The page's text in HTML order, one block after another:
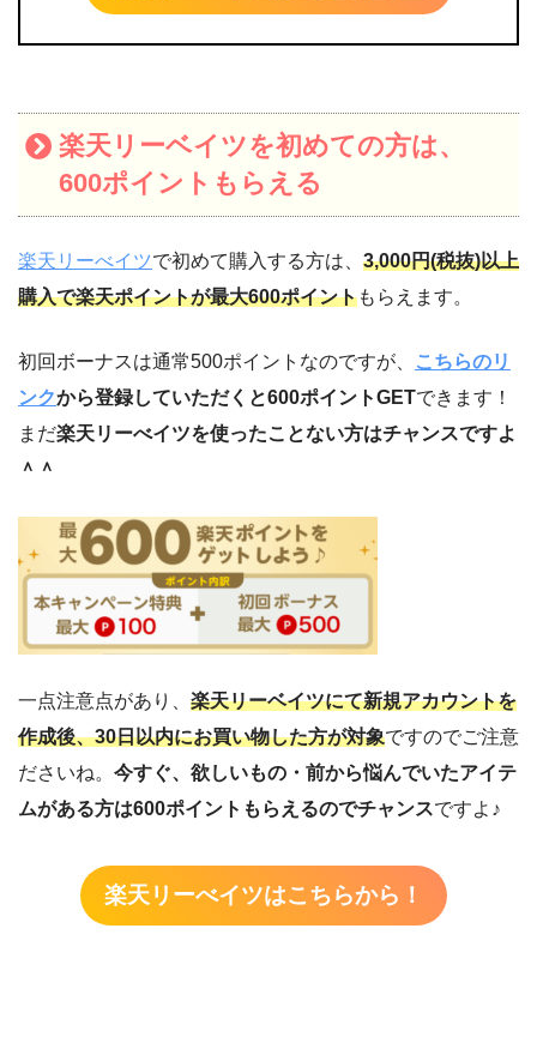
楽天リーベイツを初めての方は、
600ポイントもらえる
楽天リーべイツで初めて購入する方は、 3,000円(税抜)以上
購入で楽天ポイントが最大600ポイントもらえます。
初回ボーナスは通常500ポイントなのですが、
こちらのリ
ンクから登録していただくと600ポイントGETできます！
まだ楽天リーべイツを使ったことない方はチャンスですよ
＾＾
一点注意点があり、 楽天リーベイツにて新規アカウントを
作成後、30日以内にお買い物した方が対象ですのでご注意
ださいね。 今すぐ、欲しいもの・前から悩んでいたアイテ
ムがある方は600ポイントもらえるのでチャンスですよ♪
楽天リーべイツはこちらから！